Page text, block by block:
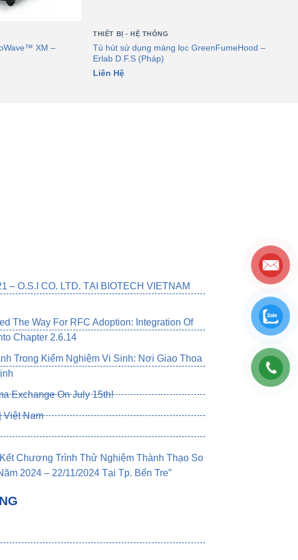
XM –
THIẾT BỊ - HỆ THỐNG
Tủ hút sử dụng màng lọc GreenFumeHood –
Erlab D.F.S (Pháp)
Liên Hệ
– O.S.I CO. LTD. TẠI BIOTECH VIETNAM
The Way For RFC Adoption: Integration Of
Chapter 2.6.14
Trong Kiểm Nghiệm Vi Sinh: Nơi Giao Thoa
Exchange On July 15th!
Việt Nam
Chương Trình Thử Nghiệm Thành Thạo So
2024 – 22/11/2024 Tại Tp. Bến Tre”